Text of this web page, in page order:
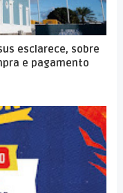
esclarece, sobre
e pagamento